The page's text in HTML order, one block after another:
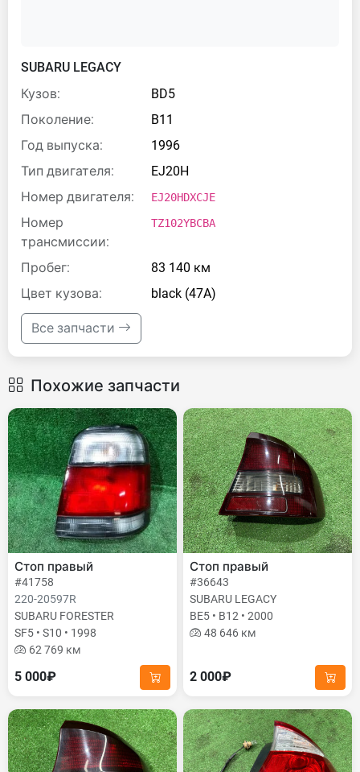
SUBARU LEGACY
Кузов:
BD5
Поколение:
B11
Год выпуска:
1996
Тип двигателя:
EJ20H
Номер двигателя:
EJ20HDXCJE
Номер
трансмиссии:
TZ102YBCBA
Пробег:
83 140 км
Цвет кузова:
black (47A)
Все запчасти
Похожие запчасти
Стоп правый
#41758
220-20597R
SUBARU FORESTER
SF5 • S10 • 1998
62 769 км
5 000₽
Стоп правый
#36643
SUBARU LEGACY
BE5 • B12 • 2000
48 646 км
2 000₽